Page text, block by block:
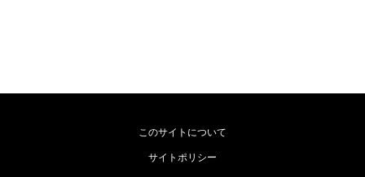
このサイトについて
サイトポリシー